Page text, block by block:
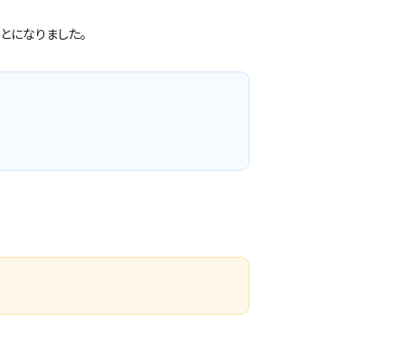
なりました。